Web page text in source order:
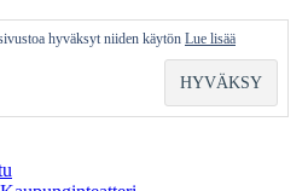
hyväksyt niiden käytön Lue lisää